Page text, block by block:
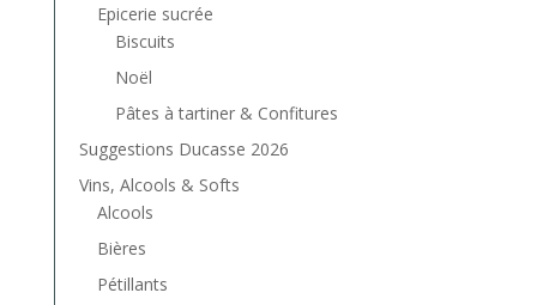
Epicerie sucrée
Biscuits
Noël
Pâtes à tartiner & Confitures
Suggestions Ducasse 2026
Vins, Alcools & Softs
Alcools
Bières
Pétillants